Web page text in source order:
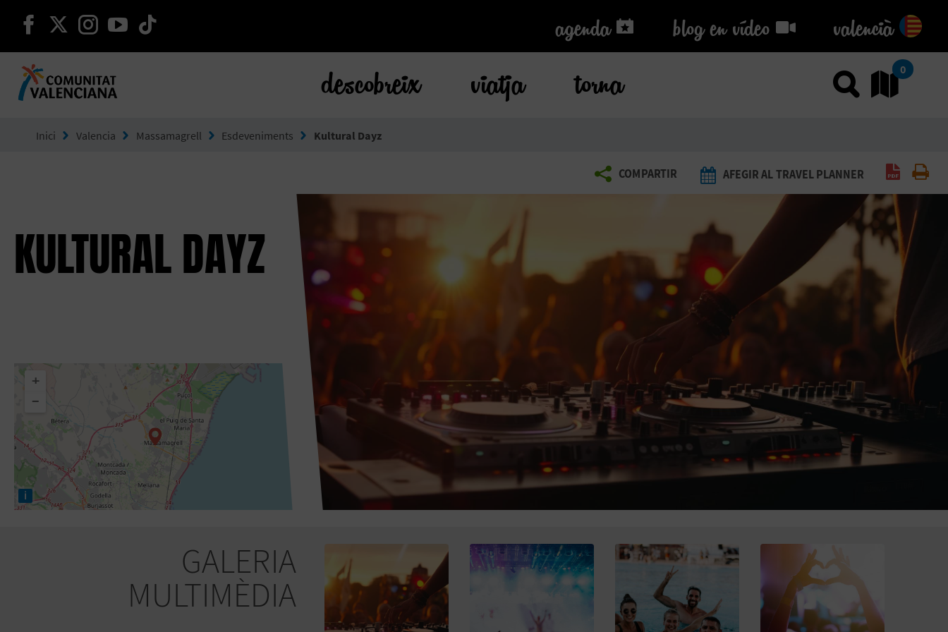
seguir en facebook
seguir en twitter
seguir en instagram
seguir en youtube agenda
agenda blog en vídeo
blog en vídeo valencià
descobreix viatja torna Usar el
0
Inici Valencia Massamagrell Esdeveniments Kultural Dayz
KULTURAL DAYZ
+
−
i
COMPARTIR AFEGIR AL TRAVEL PLANNER Generar
GALERIA
MULTIMÈDIA